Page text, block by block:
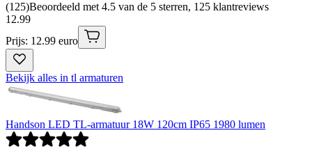
(125)Beoordeeld met 4.5 van de 5 sterren, 125 klantreviews
12.99
Prijs: 12.99 euro
Bekijk alles in tl armaturen
Handson LED TL-armatuur 18W 120cm IP65 1980 lumen